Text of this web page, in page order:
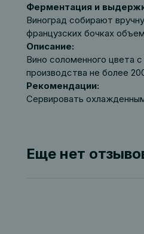
Ферментация и
Виноград собирают
французских бочках
Описание:
Вино соломенного цвета
производства не более
Рекомендации:
Сервировать
Еще нет